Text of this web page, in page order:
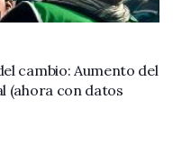
cambio: Aumento del
(ahora con datos